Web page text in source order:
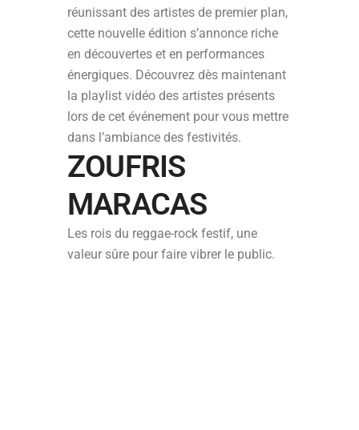
réunissant des artistes de premier plan,
cette nouvelle édition s’annonce riche
en découvertes et en performances
énergiques. Découvrez dès maintenant
la playlist vidéo des artistes présents
lors de cet événement pour vous mettre
dans l’ambiance des festivités.
ZOUFRIS
MARACAS
Les rois du reggae-rock festif, une
valeur sûre pour faire vibrer le public.